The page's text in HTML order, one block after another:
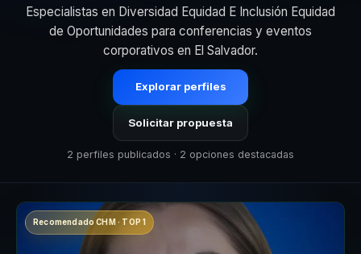
Especialistas en Diversidad Equidad E Inclusión Equidad
de Oportunidades para conferencias y eventos
corporativos en El Salvador.
Explorar perfiles
Solicitar propuesta
2 perfiles publicados · 2 opciones destacadas
Recomendado CHM · TOP 1